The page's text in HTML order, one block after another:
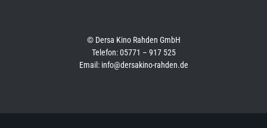
© Dersa Kino Rahden GmbH
Telefon: 05771 – 917 525
Email: info@dersakino-rahden.de